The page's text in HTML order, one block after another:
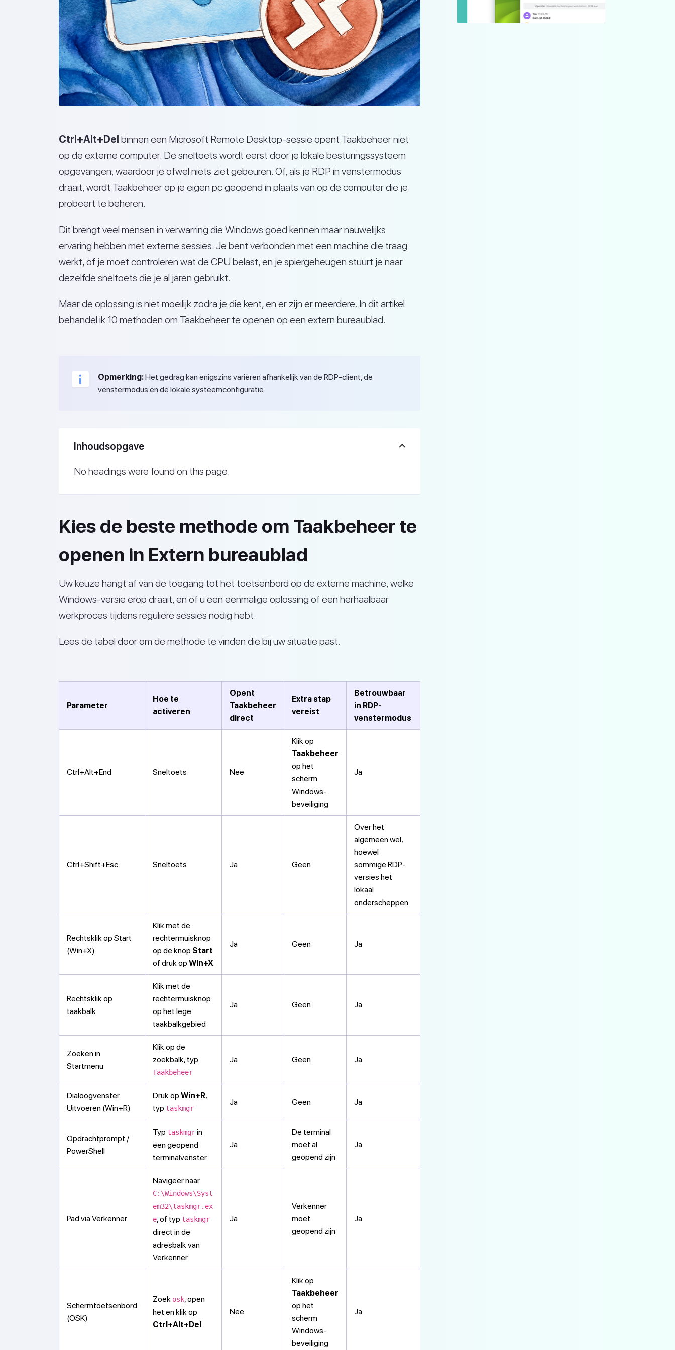
Ctrl+Alt+Del binnen een Microsoft Remote Desktop-sessie opent Taakbeheer niet
op de externe computer. De sneltoets wordt eerst door je lokale besturingssysteem
opgevangen, waardoor je ofwel niets ziet gebeuren. Of, als je RDP in venstermodus
draait, wordt Taakbeheer op je eigen pc geopend in plaats van op de computer die je
probeert te beheren.
Dit brengt veel mensen in verwarring die Windows goed kennen maar nauwelijks
ervaring hebben met externe sessies. Je bent verbonden met een machine die traag
werkt, of je moet controleren wat de CPU belast, en je spiergeheugen stuurt je naar
dezelfde sneltoets die je al jaren gebruikt.
Maar de oplossing is niet moeilijk zodra je die kent, en er zijn er meerdere. In dit artikel
behandel ik 10 methoden om Taakbeheer te openen op een extern bureaublad.
Opmerking:Het gedrag kan enigszins variëren afhankelijk van de RDP-client, de
venstermodus en de lokale systeemconfiguratie.
Inhoudsopgave
No headings were found on this page.
Kies de beste methode om Taakbeheer te
openen in Extern bureaublad
Uw keuze hangt af van de toegang tot het toetsenbord op de externe machine, welke
Windows-versie erop draait, en of u een eenmalige oplossing of een herhaalbaar
werkproces tijdens reguliere sessies nodig hebt.
Lees de tabel door om de methode te vinden die bij uw situatie past.
Parameter
Hoe te
activeren
Opent
Taakbeheer
direct
Extra stap
vereist
Betrouwbaar
in RDP-
venstermodus
Ctrl+Alt+End Sneltoets Nee
Klik op
Taakbeheer
op het
scherm
Windows-
beveiliging
Ja
Ctrl+Shift+Esc Sneltoets Ja Geen
Over het
algemeen wel,
hoewel
sommige RDP-
versies het
lokaal
onderscheppen
Rechtsklik op Start
(Win+X)
Klik met de
rechtermuisknop
op de knop Start
of druk op Win+X
Ja Geen Ja
Rechtsklik op
taakbalk
Klik met de
rechtermuisknop
op het lege
taakbalkgebied
Ja Geen Ja
Zoeken in
Startmenu
Klik op de
zoekbalk, typ
Taakbeheer
Ja Geen Ja
Dialoogvenster
Uitvoeren (Win+R)
Druk op Win+R,
typ taskmgr
Ja Geen Ja
Opdrachtprompt /
PowerShell
Typ taskmgrin
een geopend
terminalvenster
Ja
De terminal
moet al
geopend zijn
Ja
Pad via Verkenner
Navigeer naar
C:\Windows\Syst
em32\taskmgr.ex
e, of typ taskmgr
direct in de
adresbalk van
Verkenner
Ja
Verkenner
moet
geopend zijn
Ja
Schermtoetsenbord
(OSK)
Zoek osk, open
het en klik op
Ctrl+Alt+Del
Nee
Klik op
Taakbeheer
op het
scherm
Windows-
beveiliging
Ja